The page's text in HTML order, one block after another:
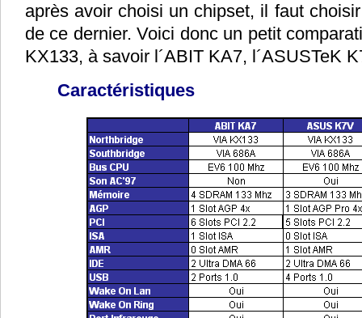
après avoir choisi un chipset, il faut
de ce dernier. Voici donc un petit
KX133, à savoir l´ABIT KA7, l´ASUSTeK
Caractéristiques